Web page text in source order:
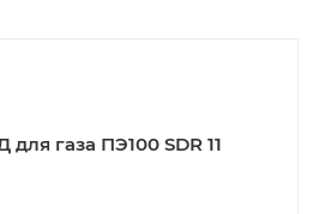
газа ПЭ100 SDR 11